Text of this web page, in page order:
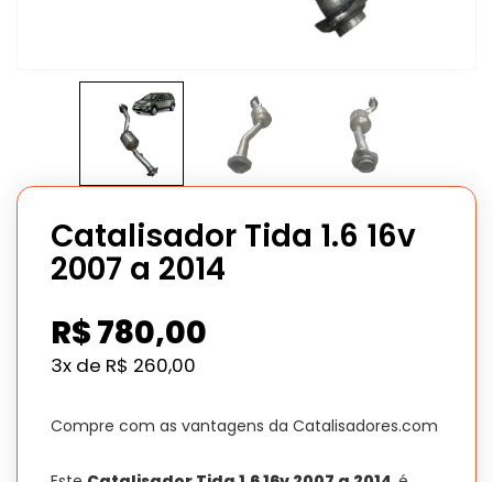
Catalisador Tida 1.6 16v
2007 a 2014
R$780,00
3x de R$ 260,00
Compre com as vantagens da Catalisadores.com